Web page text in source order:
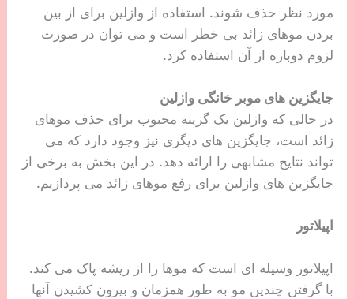
مورد نظر حذف شوند. استفاده از وازلین برای از بین
بردن موهای زائد بی خطر است و می توان در صورت
لزوم دوباره از آن استفاده کرد.
جایگزین های موبر خانگی وازلین
در حالی که وازلین یک گزینه محبوب برای حذف موهای
زائد است، جایگزین های دیگری نیز وجود دارد که می
تواند نتایج مشابهی را ارائه دهد. در این بخش به برخی از
جایگزین های وازلین برای رفع موهای زائد می پردازیم.
اپیلاتور
اپیلاتور وسیله ای است که موها را از ریشه پاک می کند.
با گرفتن چندین مو به طور همزمان و بیرون کشیدن آنها